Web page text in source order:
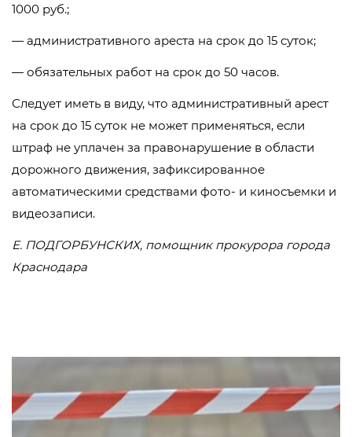
1000 руб.;
— административного ареста на срок до 15 суток;
— обязательных работ на срок до 50 часов.
Следует иметь в виду, что административный арест
на срок до 15 суток не может применяться, если
штраф не уплачен за правонарушение в области
дорожного движения, зафиксированное
автоматическими средствами фото- и киносъемки и
видеозаписи.
Е. ПОДГОРБУНСКИХ, помощник прокурора города
Краснодара